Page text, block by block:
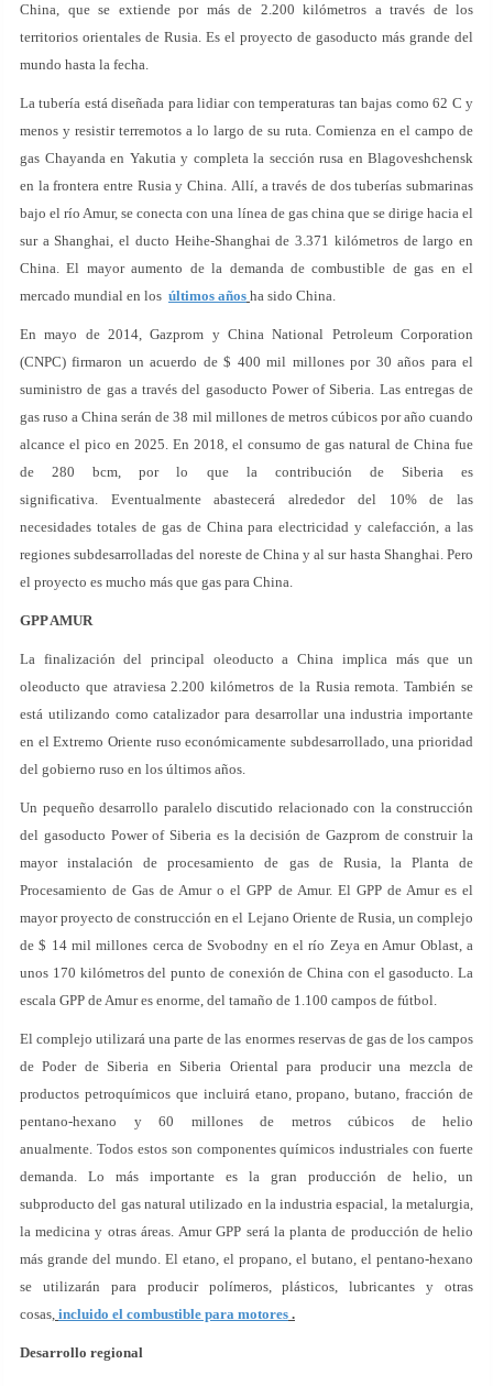
China, que se extiende por más de 2.200 kilómetros a través de los
territorios orientales de Rusia. Es el proyecto de gasoducto más grande del
mundo hasta la fecha.
La tubería está diseñada para lidiar con temperaturas tan bajas como 62 C y
menos y resistir terremotos a lo largo de su ruta. Comienza en el campo de
gas Chayanda en Yakutia y completa la sección rusa en Blagoveshchensk
en la frontera entre Rusia y China. Allí, a través de dos tuberías submarinas
bajo el río Amur, se conecta con una línea de gas china que se dirige hacia el
sur a Shanghai, el ducto Heihe-Shanghai de 3.371 kilómetros de largo en
China. El mayor aumento de la demanda de combustible de gas en el
mercado mundial en los últimos años ha sido China.
En mayo de 2014, Gazprom y China National Petroleum Corporation
(CNPC) firmaron un acuerdo de $ 400 mil millones por 30 años para el
suministro de gas a través del gasoducto Power of Siberia. Las entregas de
gas ruso a China serán de 38 mil millones de metros cúbicos por año cuando
alcance el pico en 2025. En 2018, el consumo de gas natural de China fue
de 280 bcm, por lo que la contribución de Siberia es
significativa. Eventualmente abastecerá alrededor del 10% de las
necesidades totales de gas de China para electricidad y calefacción, a las
regiones subdesarrolladas del noreste de China y al sur hasta Shanghai. Pero
el proyecto es mucho más que gas para China.
GPP AMUR
La finalización del principal oleoducto a China implica más que un
oleoducto que atraviesa 2.200 kilómetros de la Rusia remota. También se
está utilizando como catalizador para desarrollar una industria importante
en el Extremo Oriente ruso económicamente subdesarrollado, una prioridad
del gobierno ruso en los últimos años.
Un pequeño desarrollo paralelo discutido relacionado con la construcción
del gasoducto Power of Siberia es la decisión de Gazprom de construir la
mayor instalación de procesamiento de gas de Rusia, la Planta de
Procesamiento de Gas de Amur o el GPP de Amur. El GPP de Amur es el
mayor proyecto de construcción en el Lejano Oriente de Rusia, un complejo
de $ 14 mil millones cerca de Svobodny en el río Zeya en Amur Oblast, a
unos 170 kilómetros del punto de conexión de China con el gasoducto. La
escala GPP de Amur es enorme, del tamaño de 1.100 campos de fútbol.
El complejo utilizará una parte de las enormes reservas de gas de los campos
de Poder de Siberia en Siberia Oriental para producir una mezcla de
productos petroquímicos que incluirá etano, propano, butano, fracción de
pentano-hexano y 60 millones de metros cúbicos de helio
anualmente. Todos estos son componentes químicos industriales con fuerte
demanda. Lo más importante es la gran producción de helio, un
subproducto del gas natural utilizado en la industria espacial, la metalurgia,
la medicina y otras áreas. Amur GPP será la planta de producción de helio
más grande del mundo. El etano, el propano, el butano, el pentano-hexano
se utilizarán para producir polímeros, plásticos, lubricantes y otras
cosas, incluido el combustible para motores .
Desarrollo regional